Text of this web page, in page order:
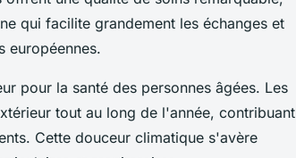
qui facilite grandement les échanges et
européennes.
pour la santé des personnes âgées. Les
tout au long de l'année, contribuant
Cette douceur climatique s'avère